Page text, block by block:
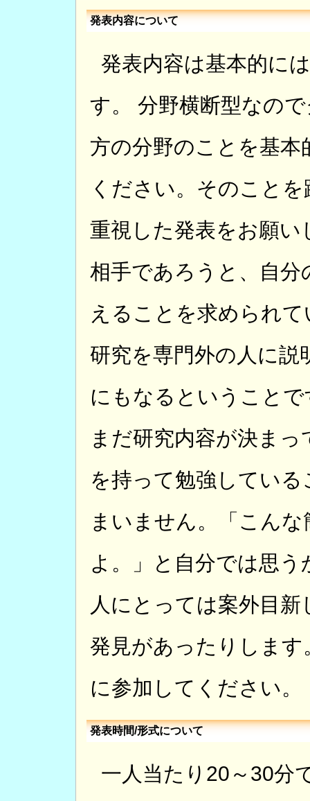
発表内容について
発表内容は基本的に
す。 分野横断型なの
方の分野のことを基
ください。そのこと
重視した発表をお願
相手であろうと、自
えることを求められ
研究を専門外の人に説
にもなるということで
まだ研究内容が決ま
を持って勉強してい
まいません。「こん
よ。」と自分では思
人にとっては案外目
発見があったりしま
に参加してください。
発表時間/形式について
一人当たり20～30分